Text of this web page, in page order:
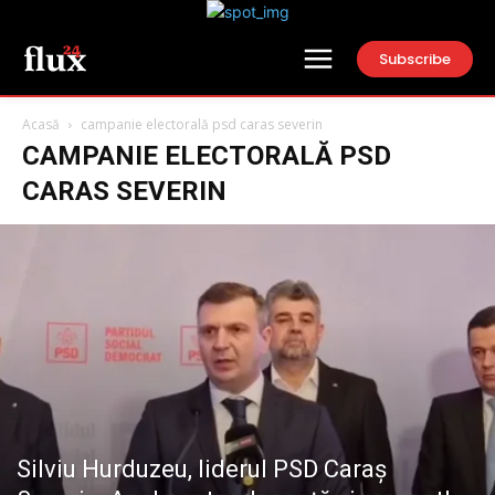
Subscribe
Acasă campanie electorală psd caras severin
CAMPANIE ELECTORALĂ PSD
CARAS SEVERIN
Silviu Hurduzeu, liderul PSD Caraș